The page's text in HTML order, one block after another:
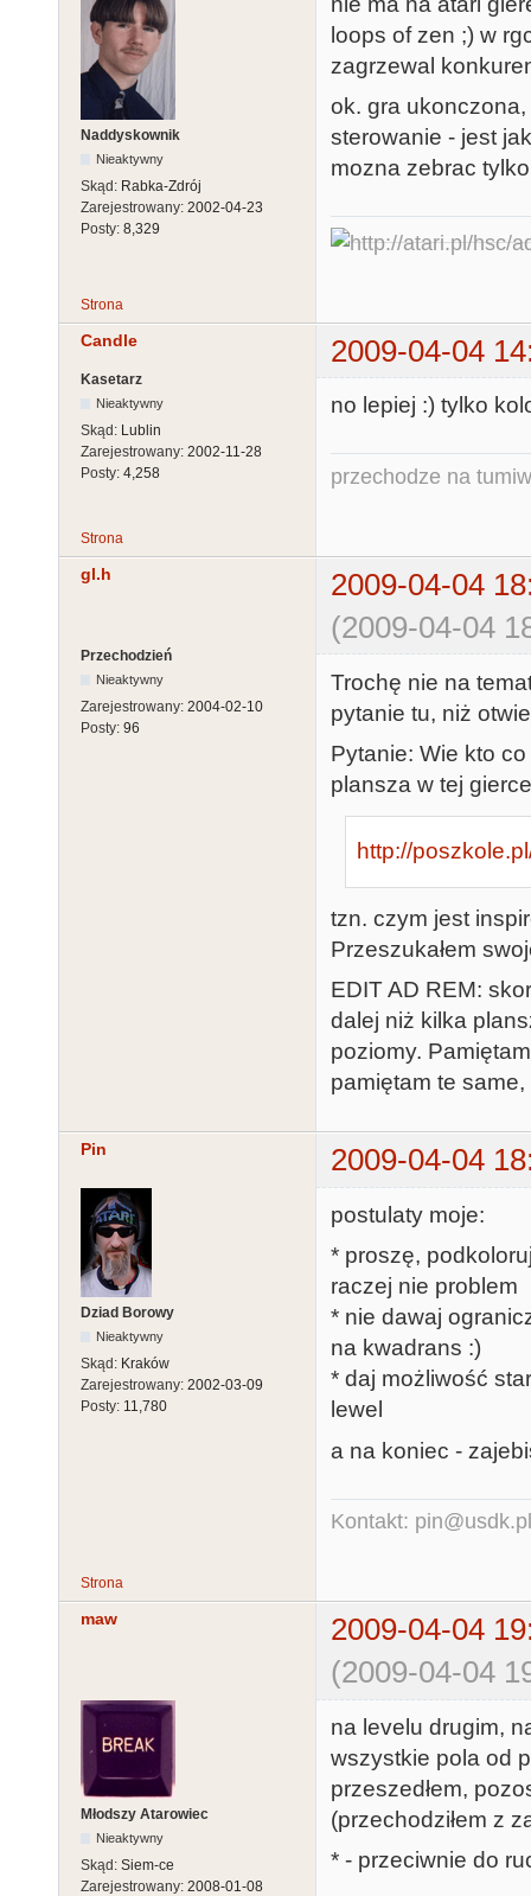
Naddyskownik
Nieaktywny
Skąd: Rabka-Zdrój
Zarejestrowany: 2002-04-23
Posty: 8,329
loops of zen ;) w
zagrzewal
ok. gra
sterowanie - jest
mozna zebrac
Strona
Candle 2009-04-04
Kasetarz
Nieaktywny
Skąd: Lublin
Zarejestrowany: 2002-11-28
Posty: 4,258
no lepiej :) tylko
przechodze na
Strona
gl.h
2009-04-04
(2009-04-04
Przechodzień
Nieaktywny
Zarejestrowany: 2004-02-10
Posty: 96
Trochę nie na
pytanie tu, niż
Pytanie: Wie kto
plansza w tej
http://
tzn. czym jest
Przeszukałem
EDIT AD REM:
dalej niż kilka
poziomy.
pamiętam te
Pin 2009-04-04
Dziad Borowy
Nieaktywny
Skąd: Kraków
Zarejestrowany: 2002-03-09
Posty: 11,780
postulaty moje:
* proszę,
raczej nie problem
* nie dawaj
na kwadrans :)
* daj możliwość
lewel
a na koniec -
Kontakt: pin@usdk.pl
Strona
maw
2009-04-04
(2009-04-04
Młodszy Atarowiec
Nieaktywny
Skąd: Siem-ce
Zarejestrowany: 2008-01-08
na levelu drugim,
wszystkie pola od
przeszedłem,
(przechodziłem z
* - przeciwnie do